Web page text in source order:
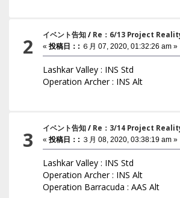
2 イベント告知 / Re：6/13 Project Reality
«投稿日：: ６月 07, 2020, 01:32:26 am »
Lashkar Valley : INS Std
Operation Archer : INS Alt
3 イベント告知 / Re：3/14 Project Reality
«投稿日：: ３月 08, 2020, 03:38:19 am »
Lashkar Valley : INS Std
Operation Archer : INS Alt
Operation Barracuda : AAS Alt